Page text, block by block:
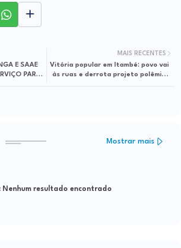
MAIS RECENTES
Vitória popular em Itambé: povo vai
às ruas e derrota projeto polêmico
E SAAE
PARA
Mostrar mais
Nenhum resultado encontrado